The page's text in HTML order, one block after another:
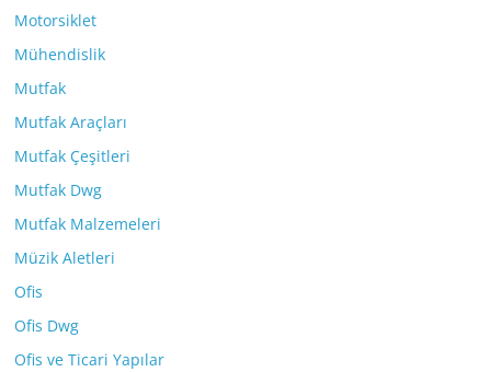
Motorsiklet
Mühendislik
Mutfak
Mutfak Araçları
Mutfak Çeşitleri
Mutfak Dwg
Mutfak Malzemeleri
Müzik Aletleri
Ofis
Ofis Dwg
Ofis ve Ticari Yapılar